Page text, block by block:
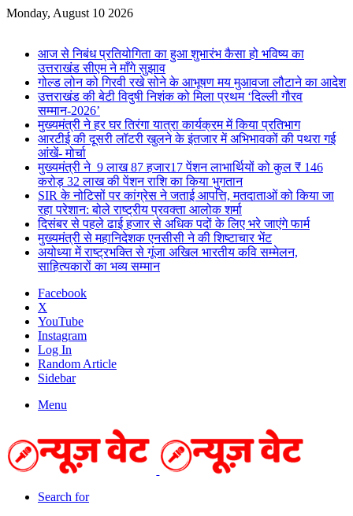
Monday, August 10 2026
आज से निबंध प्रतियोगिता का हुआ शुभारंभ कैसा हो भविष्य का
उत्तराखंड सीएम ने माँगे सुझाव
गोल्ड लोन को गिरवी रखे सोने के आभूषण मय मुआवजा लौटाने का आदेश
उत्तराखंड की बेटी विदुषी निशंक को मिला प्रथम ‘दिल्ली गौरव
सम्मान-2026’
मुख्यमंत्री ने हर घर तिरंगा यात्रा कार्यक्रम में किया प्रतिभाग
आरटीई की दूसरी लॉटरी खुलने के इंतजार में अभिभावकों की पथरा गई
आंखें- मोर्चा
मुख्यमंत्री ने 9 लाख 87 हजार17 पेंशन लाभार्थियों को कुल ₹ 146
करोड़ 32 लाख की पेंशन राशि का किया भुगतान
SIR के नोटिसों पर कांग्रेस ने जताई आपत्ति, मतदाताओं को किया जा
रहा परेशान: बोले राष्ट्रीय प्रवक्ता आलोक शर्मा
दिसंबर से पहले ढाई हजार से अधिक पदों के लिए भरे जाएंगे फार्म
मुख्यमंत्री से महानिदेशक एनसीसी ने की शिष्टाचार भेंट
अयोध्या में राष्ट्रभक्ति से गूंजा अखिल भारतीय कवि सम्मेलन,
साहित्यकारों का भव्य सम्मान
Facebook
X
YouTube
Instagram
Log In
Random Article
Sidebar
Menu
Search for